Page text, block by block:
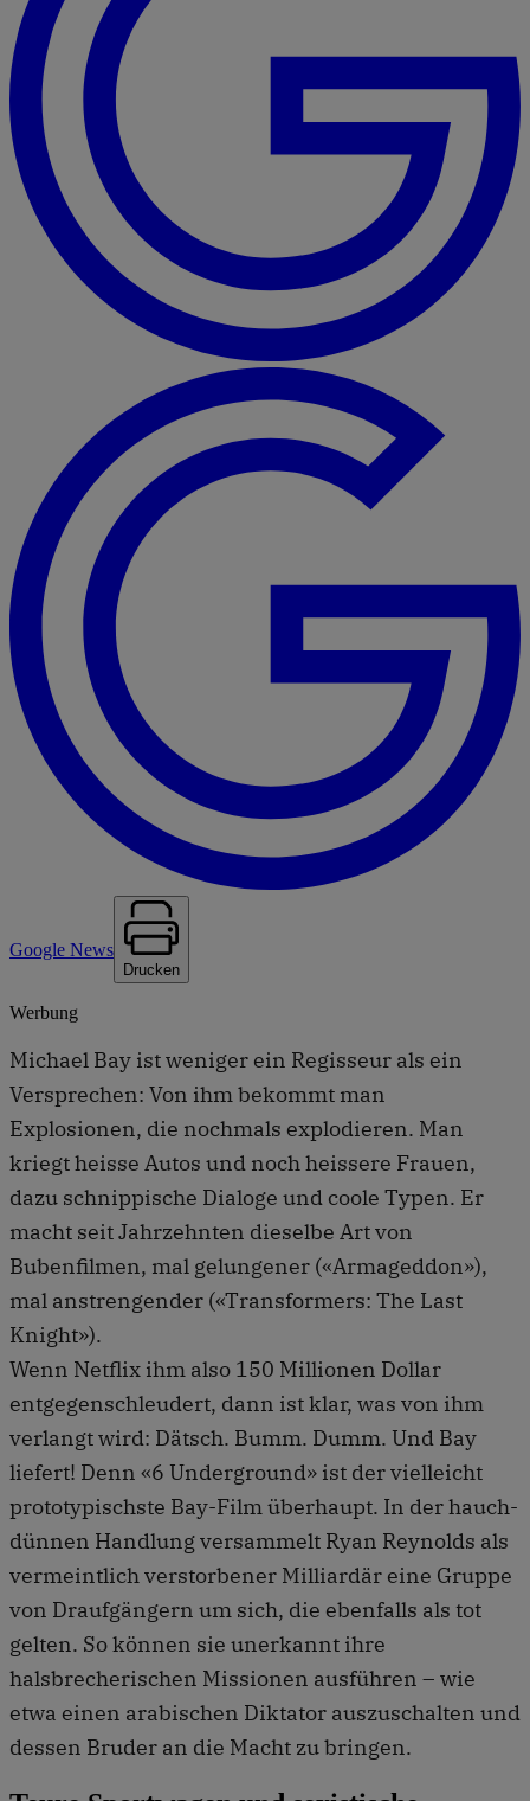
Google News
Drucken
Werbung
Michael Bay ist weniger ein Regisseur als ein
Versprechen: Von ihm bekommt man
Explosionen, die nochmals explodieren. Man
kriegt heisse Autos und noch heissere Frauen,
dazu schnippische Dialoge und coole Typen. Er
macht seit Jahrzehnten dieselbe Art von
Bubenfilmen, mal gelungener («Armageddon»),
mal anstrengender («Transformers: The Last
Knight»).
Wenn Netflix ihm also 150 Millionen Dollar
entgegenschleudert, dann ist klar, was von ihm
verlangt wird: Dätsch. Bumm. Dumm. Und Bay
liefert! Denn «6 Underground» ist der vielleicht
prototypischste Bay-Film überhaupt. In der hauch-
dünnen Handlung versammelt Ryan Reynolds als
vermeintlich verstorbener Milliardär eine Gruppe
von Draufgängern um sich, die ebenfalls als tot
gelten. So können sie unerkannt ihre
halsbrecherischen Missionen ausführen – wie
etwa einen arabischen Diktator auszuschalten und
dessen Bruder an die Macht zu bringen.